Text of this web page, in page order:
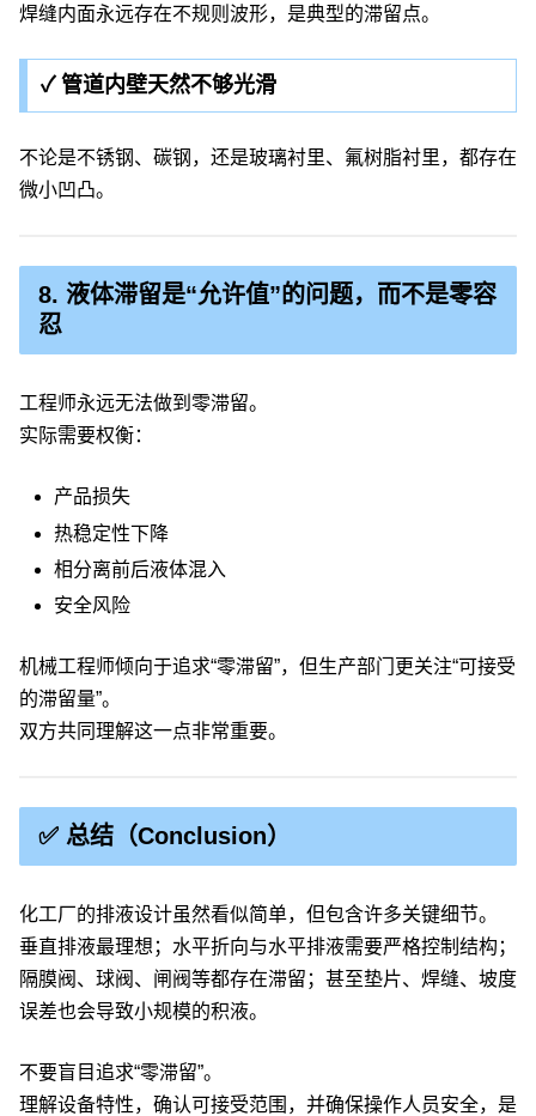
焊缝内面永远存在不规则波形，是典型的滞留点。
✓ 管道内壁天然不够光滑
不论是不锈钢、碳钢，还是玻璃衬里、氟树脂衬里，都存在
微小凹凸。
8. 液体滞留是“允许值”的问题，而不是零容
忍
工程师永远无法做到零滞留。
实际需要权衡：
产品损失
热稳定性下降
相分离前后液体混入
安全风险
机械工程师倾向于追求“零滞留”，但生产部门更关注“可接受
的滞留量”。
双方共同理解这一点非常重要。
✅ 总结（Conclusion）
化工厂的排液设计虽然看似简单，但包含许多关键细节。
垂直排液最理想；水平折向与水平排液需要严格控制结构；
隔膜阀、球阀、闸阀等都存在滞留；甚至垫片、焊缝、坡度
误差也会导致小规模的积液。
不要盲目追求“零滞留”。
理解设备特性，确认可接受范围，并确保操作人员安全，是